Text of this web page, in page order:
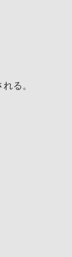
る。